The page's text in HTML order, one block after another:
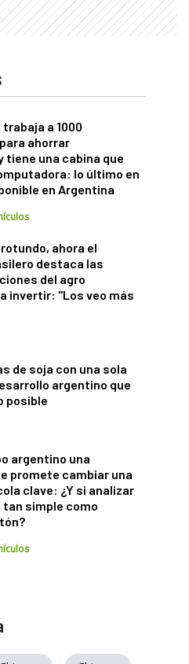
a 1000
ahorrar
tiene una cabina que
lo último en
en Argentina
ahora el
destaca las
del agro
invertir: "Los veo más
de soja con una sola
argentino que
posible
argentino una
promete cambiar una
clave: ¿Y si analizar
tan simple como